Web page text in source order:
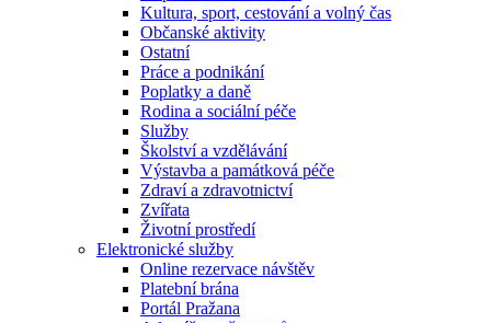
Kultura, sport, cestování a volný čas
Občanské aktivity
Ostatní
Práce a podnikání
Poplatky a daně
Rodina a sociální péče
Služby
Školství a vzdělávání
Výstavba a památková péče
Zdraví a zdravotnictví
Zvířata
Životní prostředí
Elektronické služby
Online rezervace návštěv
Platební brána
Portál Pražana